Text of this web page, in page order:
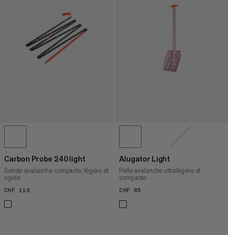
Carbon Probe 240 light
Sonde avalanche compacte, légère et
rigide
CHF 110
Alugator Light
Pelle avalanche ultralégère et
compacte
CHF 85